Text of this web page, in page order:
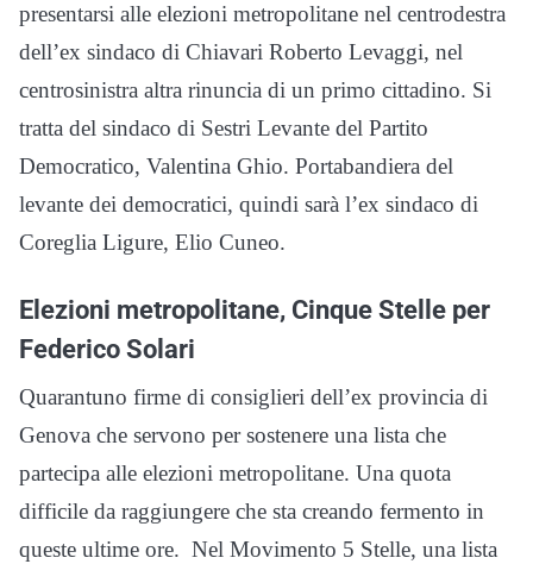
presentarsi alle elezioni metropolitane nel centrodestra
dell’ex sindaco di Chiavari Roberto Levaggi, nel
centrosinistra altra rinuncia di un primo cittadino. Si
tratta del sindaco di Sestri Levante del Partito
Democratico, Valentina Ghio. Portabandiera del
levante dei democratici, quindi sarà l’ex sindaco di
Coreglia Ligure, Elio Cuneo.
Elezioni metropolitane, Cinque Stelle per
Federico Solari
Quarantuno firme di consiglieri dell’ex provincia di
Genova che servono per sostenere una lista che
partecipa alle elezioni metropolitane. Una quota
difficile da raggiungere che sta creando fermento in
queste ultime ore. Nel Movimento 5 Stelle, una lista